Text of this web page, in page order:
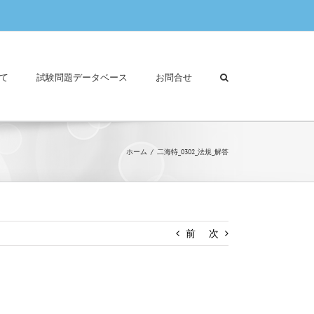
試験問題データベース お問合せ
ホーム 二海特_0302_法規_解答
前 次